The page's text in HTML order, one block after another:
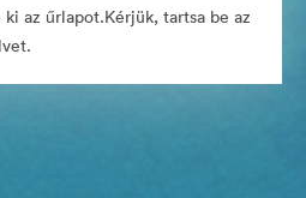
az űrlapot.Kérjük, tartsa be az